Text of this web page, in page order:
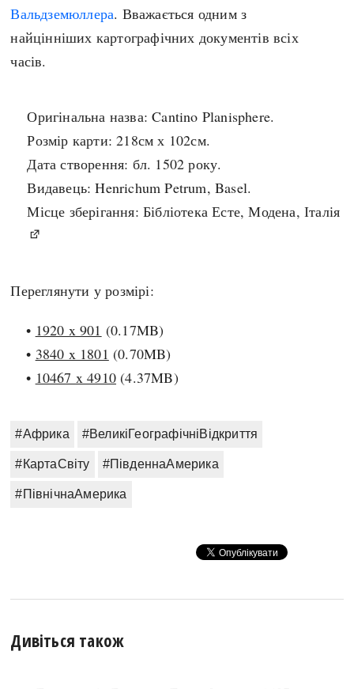
Регіони
Австралія
Азія
А(нта)рктика
Африка
Європа
Індекси
Нові статті
Визначальні події
#Хештеги
Автори
done
Вальдземюллера. Вважається одним з
найцінніших картографічних документів всіх
часів.
Оригінальна назва: Cantino Planisphere.
Розмір карти: 218см х 102см.
Дата створення: бл. 1502 року.
Видавець: Henrichum Petrum, Basel.
Місце зберігання: Бібліотека Есте, Модена, Італія
Переглянути у розмірі:
• 1920 x 901 (0.17MB)
• 3840 x 1801 (0.70MB)
• 10467 x 4910 (4.37MB)
#Африка #ВеликіГеографічніВідкриття
#КартаСвіту #ПівденнаАмерика
#ПівнічнаАмерика
Дивіться також